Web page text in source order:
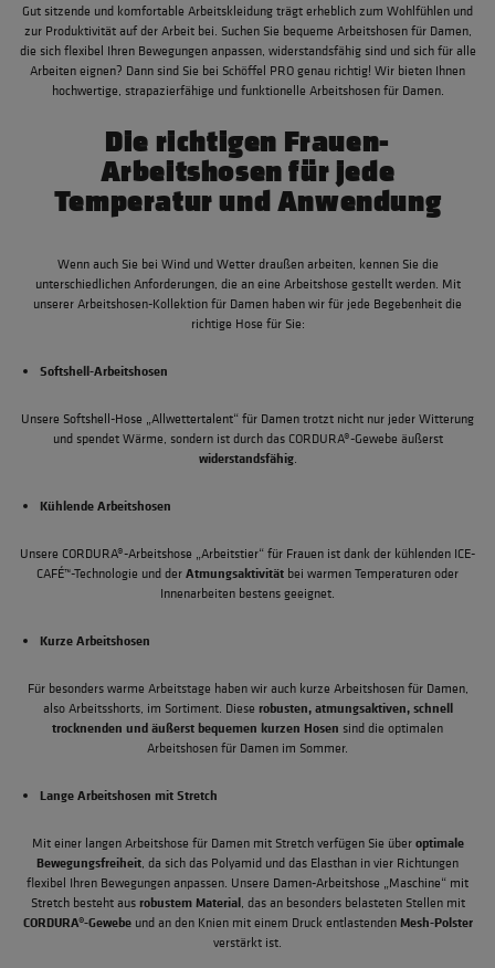
Gut sitzende und komfortable Arbeitskleidung trägt erheblich zum Wohlfühlen und
zur Produktivität auf der Arbeit bei. Suchen Sie bequeme Arbeitshosen für Damen,
die sich flexibel Ihren Bewegungen anpassen, widerstandsfähig sind und sich für alle
Arbeiten eignen? Dann sind Sie bei Schöffel PRO genau richtig! Wir bieten Ihnen
hochwertige, strapazierfähige und funktionelle Arbeitshosen für Damen.
Die richtigen Frauen-
Arbeitshosen für jede
Temperatur und Anwendung
Wenn auch Sie bei Wind und Wetter draußen arbeiten, kennen Sie die
unterschiedlichen Anforderungen, die an eine Arbeitshose gestellt werden. Mit
unserer Arbeitshosen-Kollektion für Damen haben wir für jede Begebenheit die
richtige Hose für Sie:
Softshell-Arbeitshosen
Unsere Softshell-Hose „Allwettertalent“ für Damentrotzt nicht nur jeder Witterung
und spendet Wärme, sondern ist durch das CORDURA®-Gewebe äußerst
widerstandsfähig.
KühlendeArbeitshosen
Unsere CORDURA®-Arbeitshose „Arbeitstier“ für Frauen ist dank der kühlenden ICE-
CAFÉ™-Technologie und derAtmungsaktivität bei warmen Temperaturen oder
Innenarbeiten bestens geeignet.
KurzeArbeitshosen
Für besonders warme Arbeitstage haben wir auch kurze Arbeitshosen für Damen,
also Arbeitsshorts, im Sortiment. Diese robusten, atmungsaktiven, schnell
trocknenden und äußerst bequemen kurzen Hosen sind die optimalen
Arbeitshosen für Damen im Sommer.
Lange Arbeitshosen mitStretch
Mit einer langen Arbeitshose für Damen mit Stretch verfügen Sie überoptimale
Bewegungsfreiheit, da sich das Polyamid und das Elasthan in vier Richtungen
flexibel Ihren Bewegungen anpassen. Unsere Damen-Arbeitshose „Maschine“ mit
Stretch besteht ausrobustem Material, das an besonders belasteten Stellen mit
CORDURA®-Gewebeund an den Knien mit einem Druck entlastendenMesh-Polster
verstärkt ist.